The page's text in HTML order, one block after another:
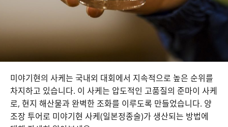
미야기현의 사케는 국내외 대회에서 지속적으로 높은 순위를
차지하고 있습니다. 이 사케는 압도적인 고품질의 준마이 사케
로, 현지 해산물과 완벽한 조화를 이루도록 만들었습니다. 양
조장 투어로 미야기현 사케(일본정종술)가 생산되는 방법에